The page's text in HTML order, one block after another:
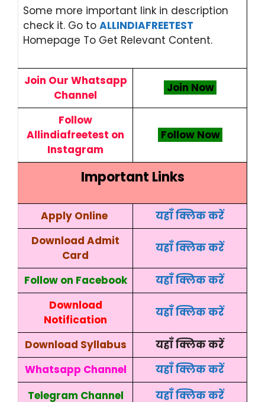
Some more important link in description
check it. Go to ALLINDIAFREETEST
Homepage To Get Relevant Content.
Join Our Whatsapp
Channel
Join Now
Follow
Allindiafreetest on
Instagram
Follow Now
Important Links
Apply Online यहाँक्लिककरें
Download Admit
Card
यहाँ क्लिक करें
Follow on Facebook
यहाँ क्लिक करें
Download
Notification
यहाँ क्लिक करें
Download Syllabus
यहाँ क्लिक करें
Whatsapp Channel
यहाँ क्लिक करें
Telegram Channel
यहाँ क्लिक करें